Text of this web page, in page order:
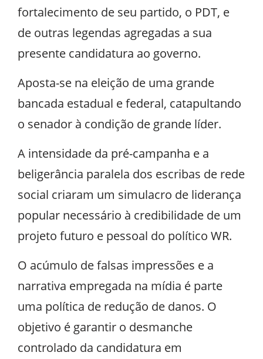
fortalecimento de seu partido, o PDT, e
de outras legendas agregadas a sua
presente candidatura ao governo.
Aposta-se na eleição de uma grande
bancada estadual e federal, catapultando
o senador à condição de grande líder.
A intensidade da pré-campanha e a
beligerância paralela dos escribas de rede
social criaram um simulacro de liderança
popular necessário à credibilidade de um
projeto futuro e pessoal do político WR.
O acúmulo de falsas impressões e a
narrativa empregada na mídia é parte
uma política de redução de danos. O
objetivo é garantir o desmanche
controlado da candidatura em